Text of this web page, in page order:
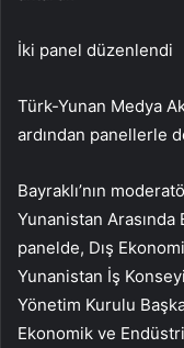
İki panel düzenlendi
Türk-Yunan Medya
ardından panellerle
Bayraklı’nın
Yunanistan
panelde, Dış
Yunanistan İş
Yönetim Kurulu
Ekonomik ve